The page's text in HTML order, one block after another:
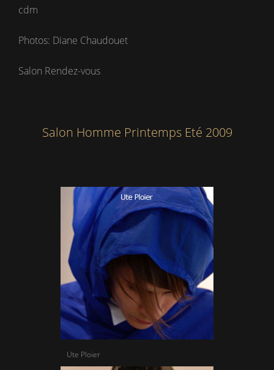
cdm
Photos: Diane Chaudouet
Salon Rendez-vous
Salon Homme Printemps Eté 2009
Ute Ploier